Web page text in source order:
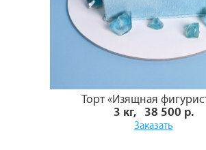
Торт «Изящная
3 кг, 38 500 р.
Заказать